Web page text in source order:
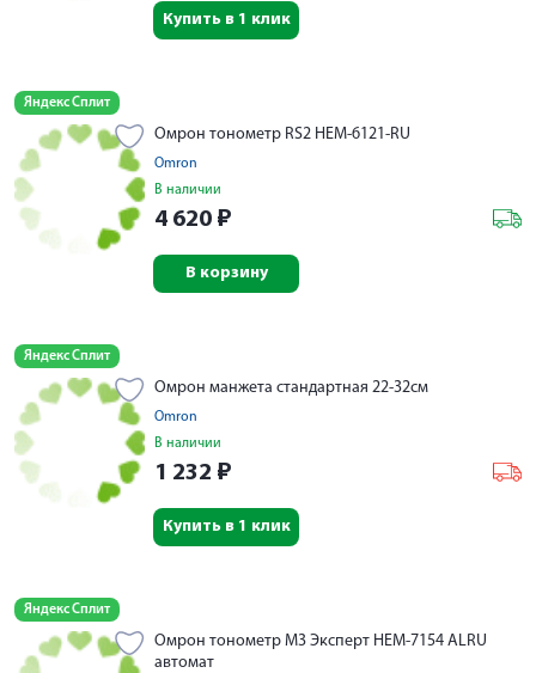
Купить в 1 клик
Яндекс Сплит
Омрон тонометр RS2 НEM-6121-RU
Omron
В наличии
4 620 ₽
В корзину
Яндекс Сплит
Омрон манжета стандартная 22-32см
Omron
В наличии
1 232 ₽
Купить в 1 клик
Яндекс Сплит
Омрон тонометр M3 Эксперт НЕМ-7154 ALRU
автомат